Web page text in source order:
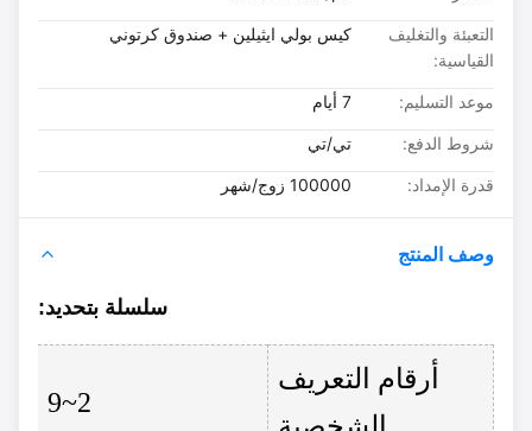
التعبئة والتغليف
القياسية:
كيس بولي ايثيلين + صندوق كرتوني
موعد التسليم:
شروط الدفع: تي/تي
قدرة الإمداد: 100000 زوج/شهر
وصف المنتج
سلسلة بتحديد:
أرقام التعريف